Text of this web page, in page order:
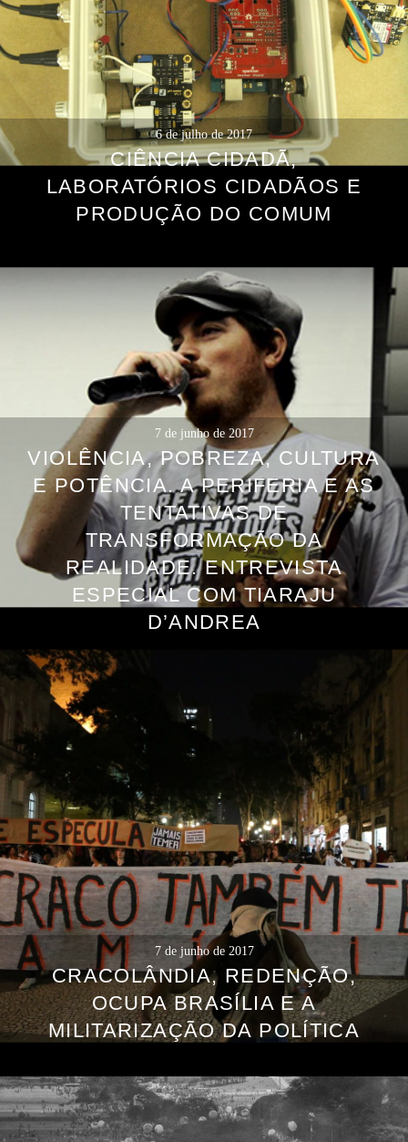
6 de julho de 2017
CIÊNCIA CIDADÃ,
LABORATÓRIOS CIDADÃOS E
PRODUÇÃO DO COMUM
7 de junho de 2017
VIOLÊNCIA, POBREZA, CULTURA
E POTÊNCIA. A PERIFERIA E AS
TENTATIVAS DE
TRANSFORMAÇÃO DA
REALIDADE. ENTREVISTA
ESPECIAL COM TIARAJU
D’ANDREA
7 de junho de 2017
CRACOLÂNDIA, REDENÇÃO,
OCUPA BRASÍLIA E A
MILITARIZAÇÃO DA POLÍTICA